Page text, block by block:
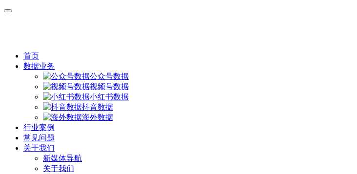
首页
数据业务
公众号数据
视频号数据
小红书数据
抖音数据
海外数据
行业案例
常见问题
关于我们
新媒体导航
关于我们